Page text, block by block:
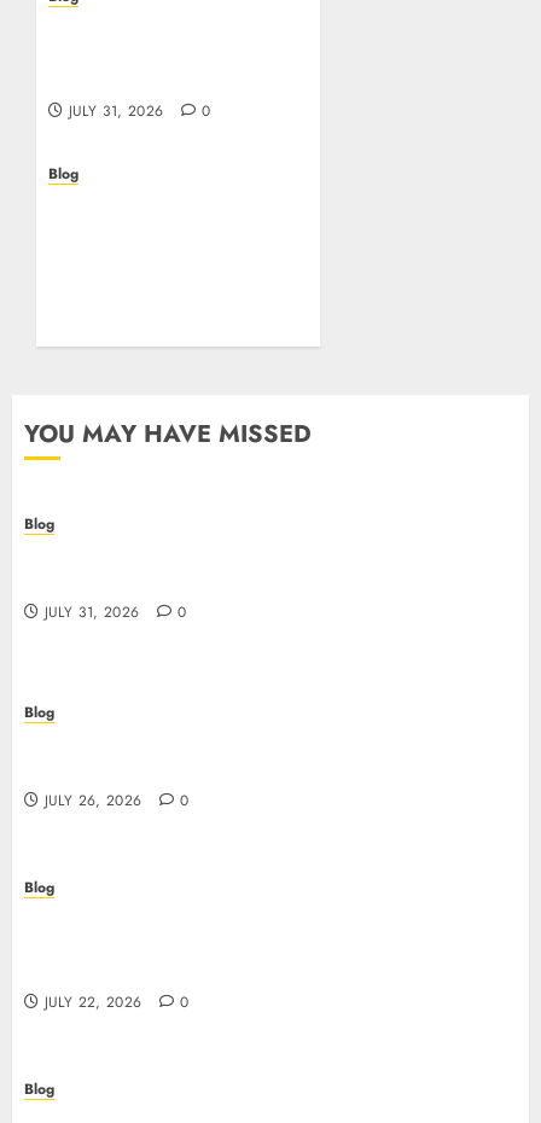
JULY 31, 2026 0
Blog
JULY 26, 2026 0
YOU MAY HAVE MISSED
Blog
JULY 31, 2026 0
Blog
JULY 26, 2026 0
Blog
JULY 22, 2026 0
Blog